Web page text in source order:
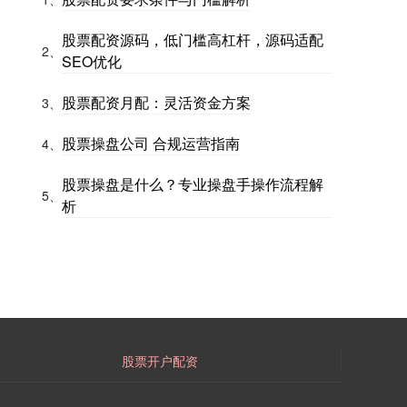
2、
股票配资源码，低门槛高杠杆，源码适配
SEO优化
3、 股票配资月配：灵活资金方案
4、 股票操盘公司 合规运营指南
5、
股票操盘是什么？专业操盘手操作流程解
析
股票开户配资